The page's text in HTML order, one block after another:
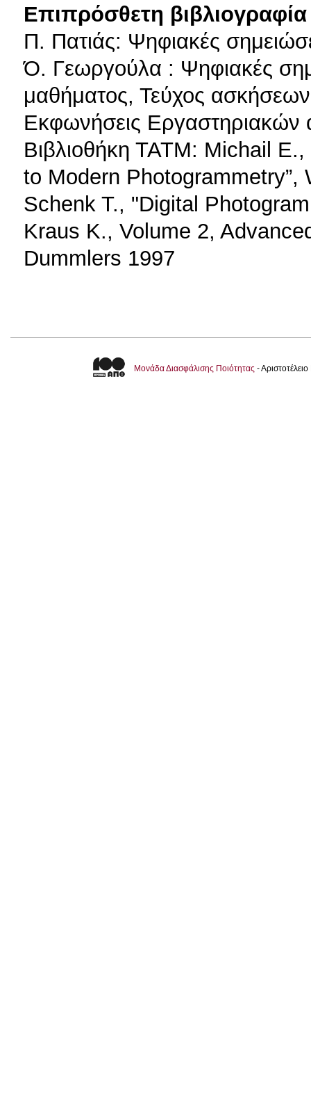
Επιπρόσθετη βιβλιογραφία
Π. Πατιάς: Ψηφιακές
Ό. Γεωργούλα : Ψηφιακές
μαθήματος, Τεύχος
Εκφωνήσεις
Βιβλιοθήκη ΤΑΤΜ: Michail
to Modern Photogrammetry”,
Schenk T., "Digital
Kraus K., Volume 2,
Dummlers 1997
Μονάδα Διασφάλισης Ποιότητας -